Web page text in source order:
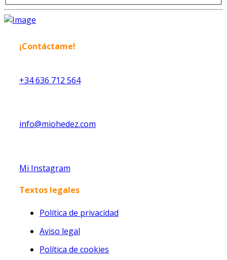
¡Contáctame!
+34 636 712 564
info@miohedez.com
Mi Instagram
Textos legales
Política de privacidad
Aviso legal
Política de cookies